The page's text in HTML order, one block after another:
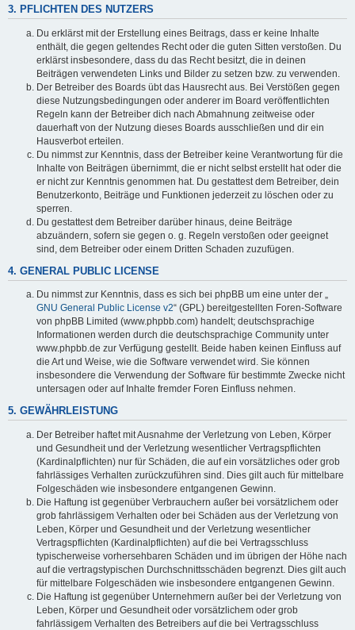
3. PFLICHTEN DES NUTZERS
Du erklärst mit der Erstellung eines Beitrags, dass er keine Inhalte
enthält, die gegen geltendes Recht oder die guten Sitten verstoßen. Du
erklärst insbesondere, dass du das Recht besitzt, die in deinen
Beiträgen verwendeten Links und Bilder zu setzen bzw. zu verwenden.
Der Betreiber des Boards übt das Hausrecht aus. Bei Verstößen gegen
diese Nutzungsbedingungen oder anderer im Board veröffentlichten
Regeln kann der Betreiber dich nach Abmahnung zeitweise oder
dauerhaft von der Nutzung dieses Boards ausschließen und dir ein
Hausverbot erteilen.
Du nimmst zur Kenntnis, dass der Betreiber keine Verantwortung für die
Inhalte von Beiträgen übernimmt, die er nicht selbst erstellt hat oder die
er nicht zur Kenntnis genommen hat. Du gestattest dem Betreiber, dein
Benutzerkonto, Beiträge und Funktionen jederzeit zu löschen oder zu
sperren.
Du gestattest dem Betreiber darüber hinaus, deine Beiträge
abzuändern, sofern sie gegen o. g. Regeln verstoßen oder geeignet
sind, dem Betreiber oder einem Dritten Schaden zuzufügen.
4. GENERAL PUBLIC LICENSE
Du nimmst zur Kenntnis, dass es sich bei phpBB um eine unter der „
GNU General Public License v2“ (GPL) bereitgestellten Foren-Software
von phpBB Limited (www.phpbb.com) handelt; deutschsprachige
Informationen werden durch die deutschsprachige Community unter
www.phpbb.de zur Verfügung gestellt. Beide haben keinen Einfluss auf
die Art und Weise, wie die Software verwendet wird. Sie können
insbesondere die Verwendung der Software für bestimmte Zwecke nicht
untersagen oder auf Inhalte fremder Foren Einfluss nehmen.
5. GEWÄHRLEISTUNG
Der Betreiber haftet mit Ausnahme der Verletzung von Leben, Körper
und Gesundheit und der Verletzung wesentlicher Vertragspflichten
(Kardinalpflichten) nur für Schäden, die auf ein vorsätzliches oder grob
fahrlässiges Verhalten zurückzuführen sind. Dies gilt auch für mittelbare
Folgeschäden wie insbesondere entgangenen Gewinn.
Die Haftung ist gegenüber Verbrauchern außer bei vorsätzlichem oder
grob fahrlässigem Verhalten oder bei Schäden aus der Verletzung von
Leben, Körper und Gesundheit und der Verletzung wesentlicher
Vertragspflichten (Kardinalpflichten) auf die bei Vertragsschluss
typischerweise vorhersehbaren Schäden und im übrigen der Höhe nach
auf die vertragstypischen Durchschnittsschäden begrenzt. Dies gilt auch
für mittelbare Folgeschäden wie insbesondere entgangenen Gewinn.
Die Haftung ist gegenüber Unternehmern außer bei der Verletzung von
Leben, Körper und Gesundheit oder vorsätzlichem oder grob
fahrlässigem Verhalten des Betreibers auf die bei Vertragsschluss